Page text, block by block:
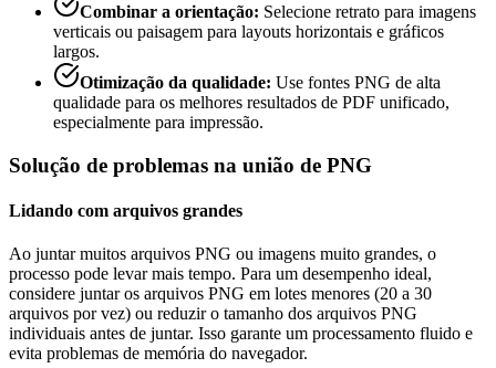
Combinar a orientação: Selecione retrato para imagens
verticais ou paisagem para layouts horizontais e gráficos
largos.
Otimização da qualidade: Use fontes PNG de alta
qualidade para os melhores resultados de PDF unificado,
especialmente para impressão.
Solução de problemas na união de PNG
Lidando com arquivos grandes
Ao juntar muitos arquivos PNG ou imagens muito grandes, o
processo pode levar mais tempo. Para um desempenho ideal,
considere juntar os arquivos PNG em lotes menores (20 a 30
arquivos por vez) ou reduzir o tamanho dos arquivos PNG
individuais antes de juntar. Isso garante um processamento fluido e
evita problemas de memória do navegador.